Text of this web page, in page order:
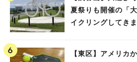
夏祭りも開催の「
イクリングしてき
【東区】アメリカ